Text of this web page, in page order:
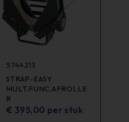
5744213
STRAP-EASY
MULT.FUNC.AFROLLE
R
€ 395,00 per stuk